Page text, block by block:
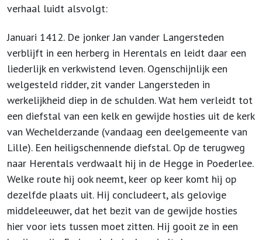
verhaal luidt alsvolgt:
Januari 1412. De jonker Jan vander Langersteden
verblijft in een herberg in Herentals en leidt daar een
liederlijk en verkwistend leven. Ogenschijnlijk een
welgesteld ridder, zit vander Langersteden in
werkelijkheid diep in de schulden. Wat hem verleidt tot
een diefstal van een kelk en gewijde hosties uit de kerk
van Wechelderzande (vandaag een deelgemeente van
Lille). Een heiligschennende diefstal. Op de terugweg
naar Herentals verdwaalt hij in de Hegge in Poederlee.
Welke route hij ook neemt, keer op keer komt hij op
dezelfde plaats uit. Hij concludeert, als gelovige
middeleeuwer, dat het bezit van de gewijde hosties
hier voor iets tussen moet zitten. Hij gooit ze in een